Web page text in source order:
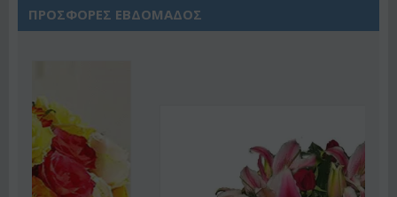
ΠΡΟΣΦΟΡΕΣ ΕΒΔΟΜΑΔΟΣ